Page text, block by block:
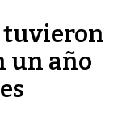
tuvieron
un año